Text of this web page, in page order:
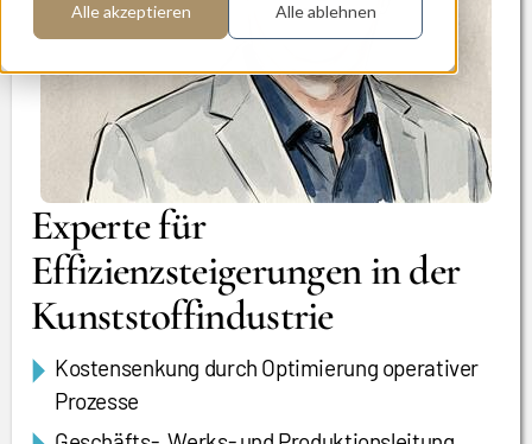
Alle akzeptieren Alle ablehnen
Experte für
Effizienzsteigerungen in der
Kunststoffindustrie
Kostensenkung durch Optimierung operativer
Prozesse